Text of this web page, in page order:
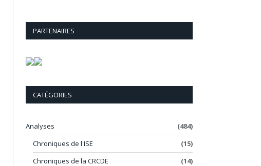
PARTENAIRES
CATÉGORIES
Analyses
(484)
Chroniques de l'ISE
(15)
Chroniques de la CRCDE
(14)